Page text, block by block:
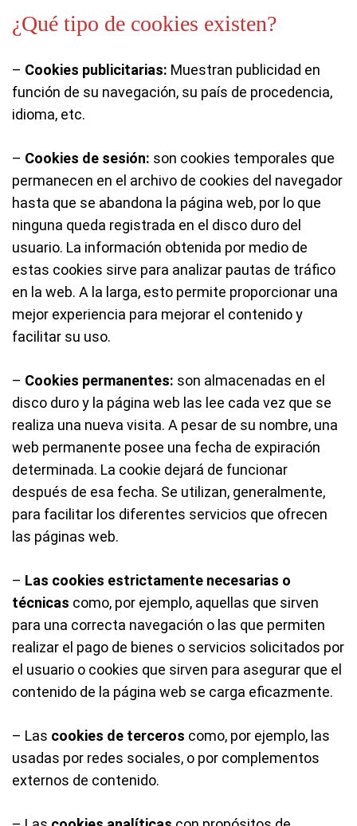
¿Qué tipo de cookies existen?
– Cookies publicitarias: Muestran publicidad en
función de su navegación, su país de procedencia,
idioma, etc.
– Cookies de sesión: son cookies temporales que
permanecen en el archivo de cookies del navegador
hasta que se abandona la página web, por lo que
ninguna queda registrada en el disco duro del
usuario. La información obtenida por medio de
estas cookies sirve para analizar pautas de tráfico
en la web. A la larga, esto permite proporcionar una
mejor experiencia para mejorar el contenido y
facilitar su uso.
– Cookies permanentes: son almacenadas en el
disco duro y la página web las lee cada vez que se
realiza una nueva visita. A pesar de su nombre, una
web permanente posee una fecha de expiración
determinada. La cookie dejará de funcionar
después de esa fecha. Se utilizan, generalmente,
para facilitar los diferentes servicios que ofrecen
las páginas web.
– Las cookies estrictamente necesarias o
técnicas como, por ejemplo, aquellas que sirven
para una correcta navegación o las que permiten
realizar el pago de bienes o servicios solicitados por
el usuario o cookies que sirven para asegurar que el
contenido de la página web se carga eficazmente.
– Las cookies de terceros como, por ejemplo, las
usadas por redes sociales, o por complementos
externos de contenido.